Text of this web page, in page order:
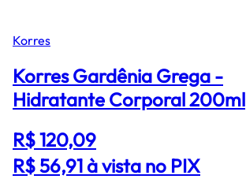
Korres
Korres Gardênia Grega -
Hidratante Corporal 200ml
R$ 120,09
R$ 56,91à vista no PIX